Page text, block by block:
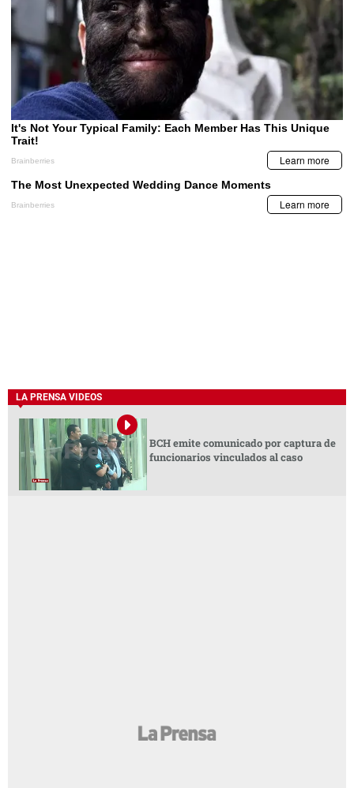
LA PRENSA VIDEOS
BCH emite comunicado por captura de
funcionarios vinculados al caso